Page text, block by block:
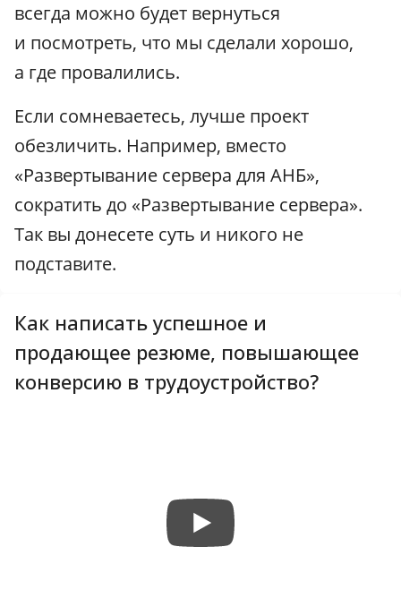
всегда можно будет вернуться
и посмотреть, что мы сделали хорошо,
а где провалились.
Если сомневаетесь, лучше проект
обезличить. Например, вместо
«Развертывание сервера для АНБ»,
сократить до «Развертывание сервера».
Так вы донесете суть и никого не
подставите.
Как написать успешное и
продающее резюме, повышающее
конверсию в трудоустройство?